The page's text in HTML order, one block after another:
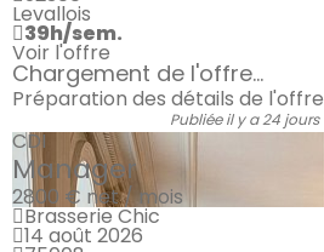
Levallois
39h/sem.
Voir l'offre
Chargement de l'offre...
Préparation des détails de l'offre
Publiée il y a 24 jours
CDI
Manager
2800 € net / mois
Brasserie Chic
14 août 2026